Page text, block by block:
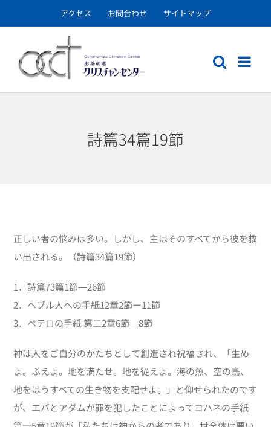
to
アクセス お問合わせ サイトマップ
詩篇34篇19節
正しい者の悩みは多い。しかし、主はそのすべてから彼を救
い出される。（詩篇34篇19節）
1．詩篇73篇1節―26節
2．ヘブル人への手紙12章2節ー11節
3．ペテロの手紙 第二2章6節―8節
神は人をご自分のかたちとして創造され祝福され、「生め
よ。ふえよ。地を満たせ。地を従えよ。海の魚、空の鳥、
地をはうすべての生き物を支配せよ。」と仰せられたのです
が、エバとアダムが罪を犯したことによってヨハネの手紙